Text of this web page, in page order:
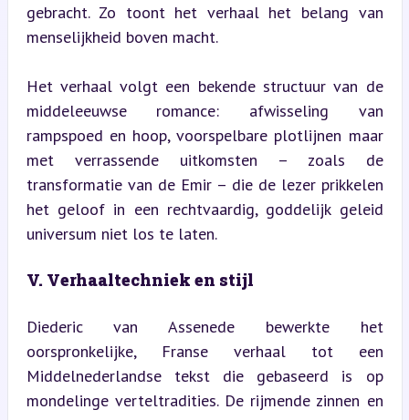
gebracht. Zo toont het verhaal het belang van
menselijkheid boven macht.
Het verhaal volgt een bekende structuur van de
middeleeuwse romance: afwisseling van
rampspoed en hoop, voorspelbare plotlijnen maar
met verrassende uitkomsten – zoals de
transformatie van de Emir – die de lezer prikkelen
het geloof in een rechtvaardig, goddelijk geleid
universum niet los te laten.
V. Verhaaltechniek en stijl
Diederic van Assenede bewerkte het
oorspronkelijke, Franse verhaal tot een
Middelnederlandse tekst die gebaseerd is op
mondelinge verteltradities. De rijmende zinnen en